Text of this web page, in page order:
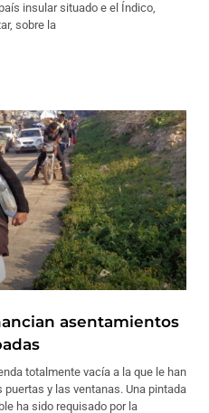
insular situado e el Índico,
sobre la
asentamientos
totalmente vacía a la que le han
y las ventanas. Una pintada
ha sido requisado por la